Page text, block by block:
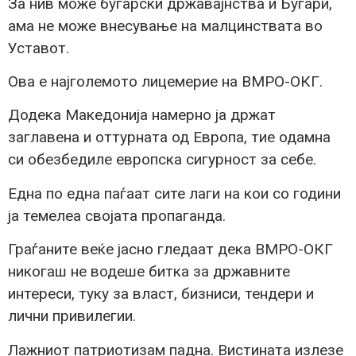
ама не може внесување на малцинствата во
Уставот.
Ова е најголемото лицемерие на ВМРО-ОКГ.
Додека Македонија намерно ја држат
заглавена и оттурната од Европа, тие одамна
си обезбедиле европска сигурност за себе.
Една по една паѓаат сите лаги на кои со години
ја темелеа својата пропаганда.
Граѓаните веќе јасно гледаат дека ВМРО-ОКГ
никогаш не водеше битка за државните
интереси, туку за власт, бизниси, тендери и
лични привилегии.
Лажниот патриотизам падна. Вистината излезе